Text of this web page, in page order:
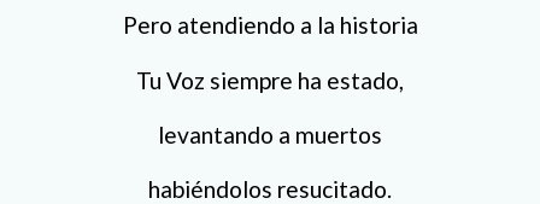
Pero atendiendo a la historia
Tu Voz siempre ha estado,
levantando a muertos
habiéndolos resucitado.